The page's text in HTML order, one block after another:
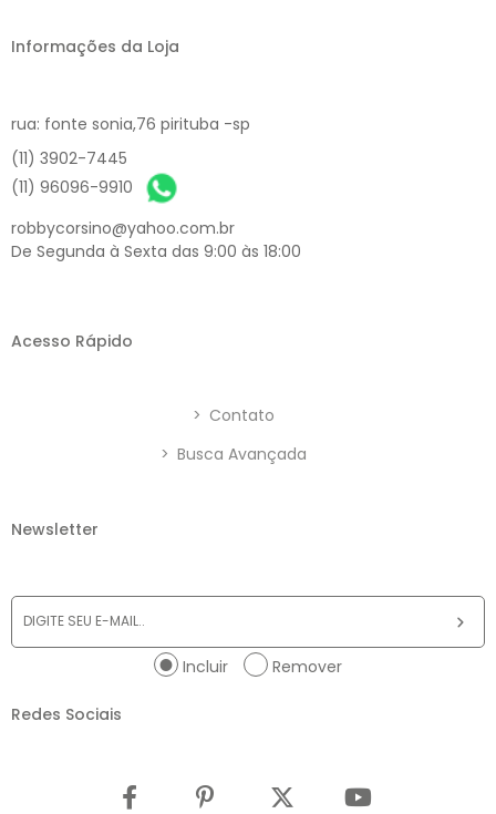
Informações da Loja
rua: fonte sonia,76 pirituba -sp
(11) 3902-7445
(11) 96096-9910
robbycorsino@yahoo.com.br
De Segunda à Sexta das 9:00 às 18:00
Acesso Rápido
> Contato
> Busca Avançada
Newsletter
Incluir Remover
Redes Sociais